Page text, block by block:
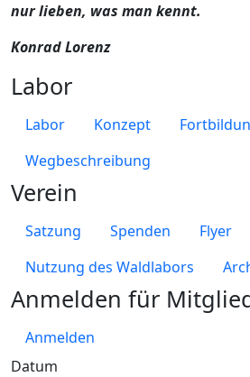
Datum
nur lieben, was man kennt.
Konrad Lorenz
Labor
Labor Konzept
Wegbeschreibung
Verein
Satzung Spenden
Flyer
Nutzung des Waldlabors
Anmelden für
Anmelden